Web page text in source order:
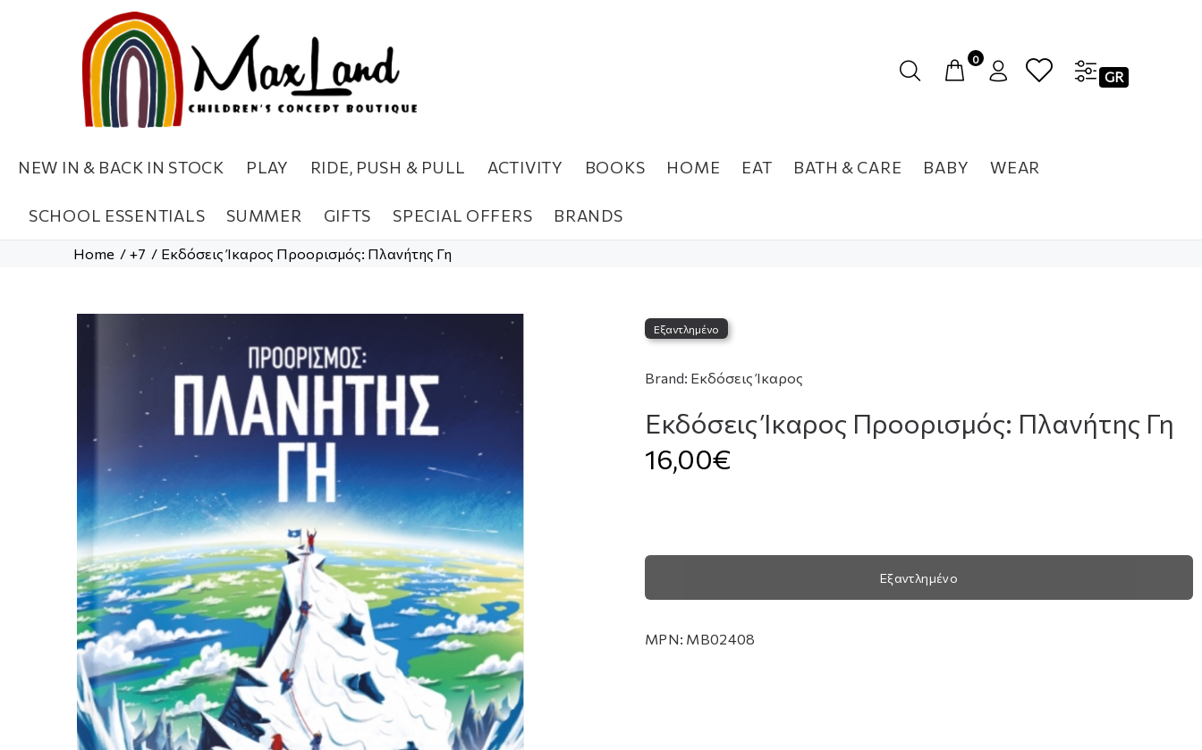
0
GR
NEW IN & BACK IN STOCK PLAY RIDE, PUSH & PULL ACTIVITY BOOKS HOME EAT BATH & CARE BABY WEAR
SCHOOL ESSENTIALS SUMMER GIFTS SPECIAL OFFERS BRANDS
Home +7 Εκδόσεις Ίκαρος Προορισμός: Πλανήτης Γη
Εξαντλημένο
Brand: Εκδόσεις Ίκαρος
Εκδόσεις Ίκαρος Προορισμός: Πλανήτης Γη
16,00€
Εξαντλημένο
MPN: MB02408